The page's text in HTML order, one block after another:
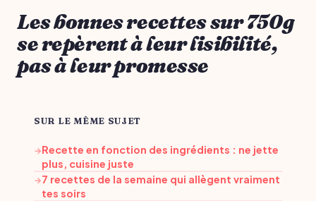
Les bonnes recettes sur 750g
se repèrent à leur lisibilité,
pas à leur promesse
SUR LE MÊME SUJET
→Recette en fonction des ingrédients : ne jette
plus, cuisine juste
→7 recettes de la semaine qui allègent vraiment
tes soirs